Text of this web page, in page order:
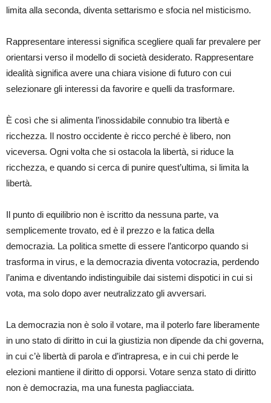
limita alla seconda, diventa settarismo e sfocia nel misticismo.
Rappresentare interessi significa scegliere quali far prevalere per
orientarsi verso il modello di società desiderato. Rappresentare
idealità significa avere una chiara visione di futuro con cui
selezionare gli interessi da favorire e quelli da trasformare.
È così che si alimenta l’inossidabile connubio tra libertà e
ricchezza. Il nostro occidente è ricco perché è libero, non
viceversa. Ogni volta che si ostacola la libertà, si riduce la
ricchezza, e quando si cerca di punire quest’ultima, si limita la
libertà.
Il punto di equilibrio non è iscritto da nessuna parte, va
semplicemente trovato, ed è il prezzo e la fatica della
democrazia. La politica smette di essere l’anticorpo quando si
trasforma in virus, e la democrazia diventa votocrazia, perdendo
l’anima e diventando indistinguibile dai sistemi dispotici in cui si
vota, ma solo dopo aver neutralizzato gli avversari.
La democrazia non è solo il votare, ma il poterlo fare liberamente
in uno stato di diritto in cui la giustizia non dipende da chi governa,
in cui c’è libertà di parola e d’intrapresa, e in cui chi perde le
elezioni mantiene il diritto di opporsi. Votare senza stato di diritto
non è democrazia, ma una funesta pagliacciata.